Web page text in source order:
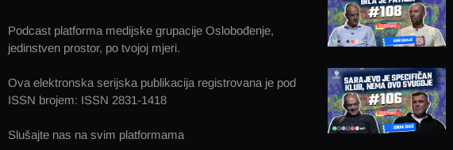
Podcast platforma medijske grupacije Oslobođenje,
jedinstven prostor, po tvojoj mjeri.
Ova elektronska serijska publikacija registrovana je pod
ISSN brojem: ISSN 2831-1418
Slušajte nas na svim platformama